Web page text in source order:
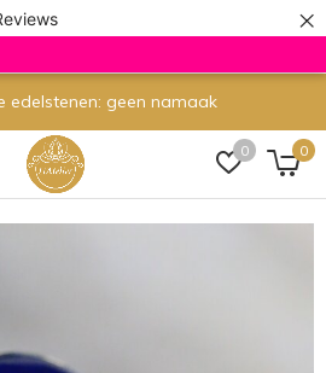
×
0 0
edelstenen: geen namaak